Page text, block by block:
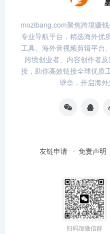
mozibang.com聚焦跨境赚
专业导航平台，精选海外优
工具、海外音视频剪辑平台
跨境创业者、内容创作者
接，助你高效链接全球优质
壁垒，开启海外
友链申请 免责声明
扫码加微信群